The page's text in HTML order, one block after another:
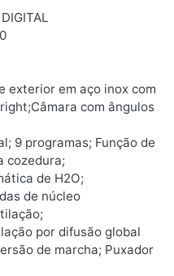
exterior em aço inox com
com ângulos
9 programas; Função de
cozedura;
de H2O;
de núcleo
por difusão global
de marcha; Puxador